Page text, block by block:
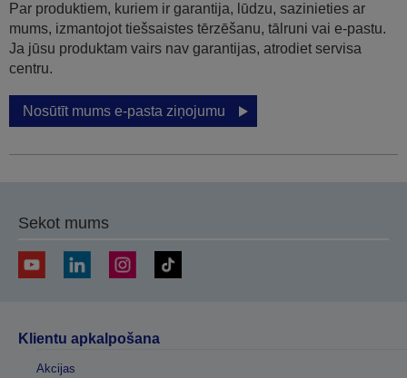
Par produktiem, kuriem ir garantija, lūdzu, sazinieties ar
mums, izmantojot tiešsaistes tērzēšanu, tālruni vai e-pastu.
Ja jūsu produktam vairs nav garantijas, atrodiet servisa
centru.
Nosūtīt mums e-pasta ziņojumu
Sekot mums
Klientu apkalpošana
Akcijas